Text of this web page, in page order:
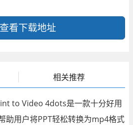
看下载地址
相关推荐
to Video 4dots是一款十分好用
助用户将PPT轻松转换为mp4格式